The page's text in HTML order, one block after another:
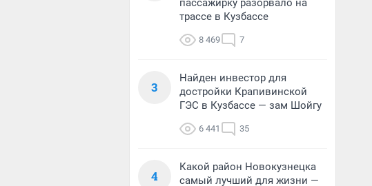
пассажирку разорвало на
трассе в Кузбассе
8 469 7
3
Найден инвестор для
достройки Крапивинской
ГЭС в Кузбассе — зам Шойгу
6 441 35
4
Какой район Новокузнецка
самый лучший для жизни —